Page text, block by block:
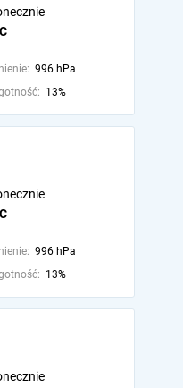
996 hPa
13%
996 hPa
13%